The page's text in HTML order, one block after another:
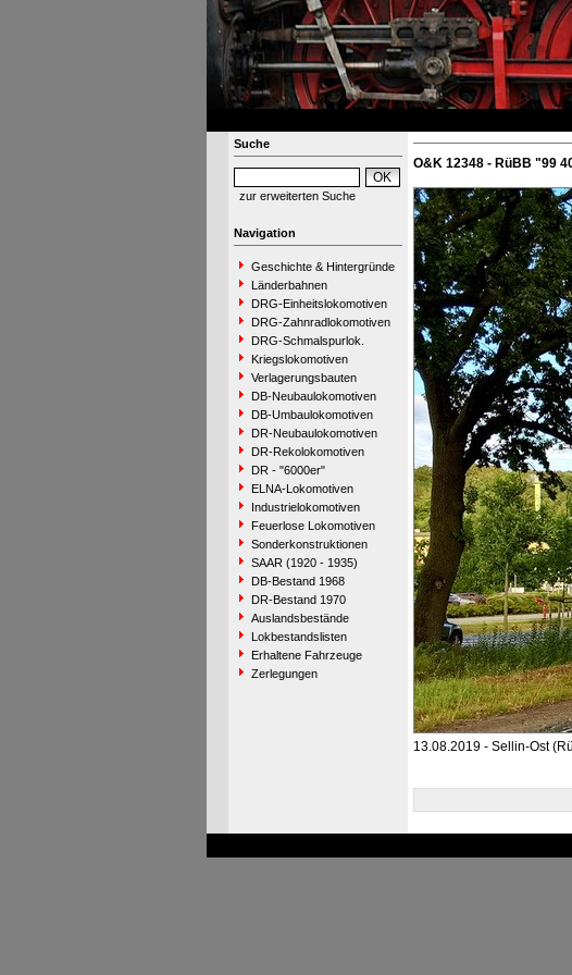
Suche
zur erweiterten Suche
Navigation
Geschichte & Hintergründe
Länderbahnen
DRG-Einheitslokomotiven
DRG-Zahnradlokomotiven
DRG-Schmalspurlok.
Kriegslokomotiven
Verlagerungsbauten
DB-Neubaulokomotiven
DB-Umbaulokomotiven
DR-Neubaulokomotiven
DR-Rekolokomotiven
DR - "6000er"
ELNA-Lokomotiven
Industrielokomotiven
Feuerlose Lokomotiven
Sonderkonstruktionen
SAAR (1920 - 1935)
DB-Bestand 1968
DR-Bestand 1970
Auslandsbestände
Lokbestandslisten
Erhaltene Fahrzeuge
Zerlegungen
O&K 12348 - RüBB "99
13.08.2019 - Sellin-Ost